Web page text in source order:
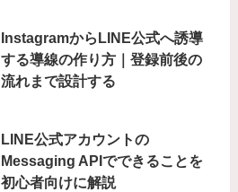
InstagramからLINE公式へ誘導
する導線の作り方｜登録前後の
流れまで設計する
LINE公式アカウントの
Messaging APIでできることを
初心者向けに解説